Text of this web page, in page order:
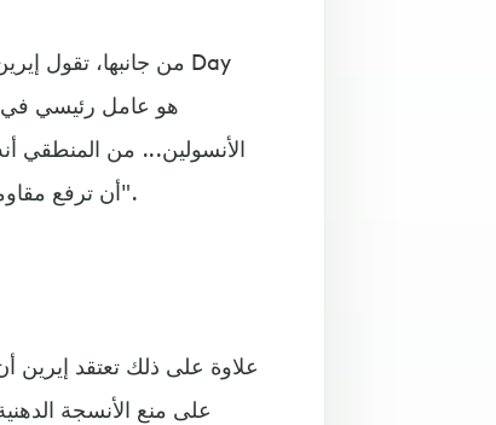
الأنسولين... من المنطقي
أن ترفع مقاومة الأنسولين وبالتالي خطر الإصابة بالنوع الثاني من مرض السكري".
علاوة على ذلك تعتقد إيرين
على منع الأنسجة